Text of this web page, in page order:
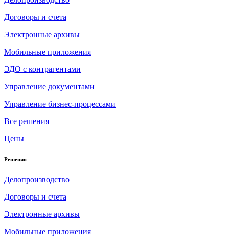
Договоры и счета
Электронные архивы
Мобильные приложения
ЭДО с контрагентами
Управление документами
Управление бизнес-процессами
Все решения
Цены
Решения
Делопроизводство
Договоры и счета
Электронные архивы
Мобильные приложения